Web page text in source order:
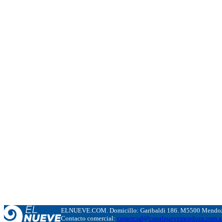
ELNUEVE.COM. Domicillo: Garibaldi 186. M5500
Contacto comercial: